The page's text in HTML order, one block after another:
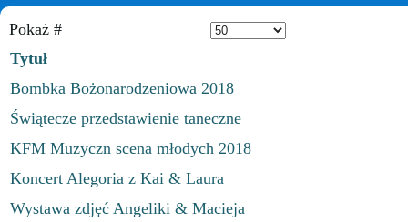
Pokaż #
Tytuł
Bombka Bożonarodzeniowa 2018
Świątecze przedstawienie taneczne
KFM Muzyczn scena młodych 2018
Koncert Alegoria z Kai & Laura
Wystawa zdjęć Angeliki & Macieja